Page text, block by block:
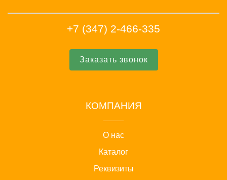
+7 (347) 2-466-335
Заказать звонок
КОМПАНИЯ
О нас
Каталог
Реквизиты